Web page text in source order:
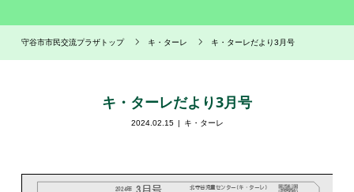
守谷市市民交流プラザトップ キ・ターレ キ・ターレだより3月号
キ・ターレだより3月号
2024.02.15 キ・ターレ